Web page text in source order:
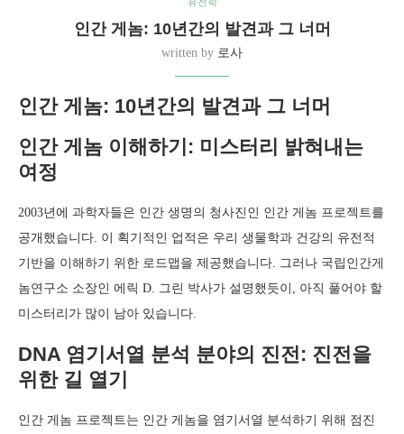
유전학
인간 게놈: 10년간의 발견과 그 너머
written by 로사
인간 게놈: 10년간의 발견과 그 너머
인간 게놈 이해하기: 미스터리 밝혀내는
여정
2003년에 과학자들은 인간 생명의 청사진인 인간 게놈 프로젝트를
공개했습니다. 이 획기적인 업적은 우리 생물학과 건강의 유전적
기반을 이해하기 위한 로드맵을 제공했습니다. 그러나 국립인간게
놈연구소 소장인 에릭 D. 그린 박사가 설명했듯이, 아직 풀어야 할
미스터리가 많이 남아 있습니다.
DNA 염기서열 분석 분야의 진전: 진전을
위한 길 열기
인간 게놈 프로젝트는 인간 게놈을 염기서열 분석하기 위해 점진